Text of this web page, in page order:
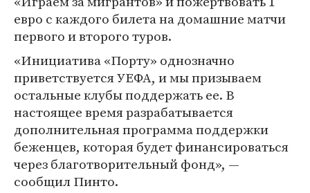
евро с каждого билета на домашние матчи
первого и второго туров.
«Инициатива «Порту» однозначно
приветствуется УЕФА, и мы призываем
остальные клубы поддержать ее. В
настоящее время разрабатывается
дополнительная программа поддержки
беженцев, которая будет финансироваться
через благотворительный фонд», —
сообщил Пинто.